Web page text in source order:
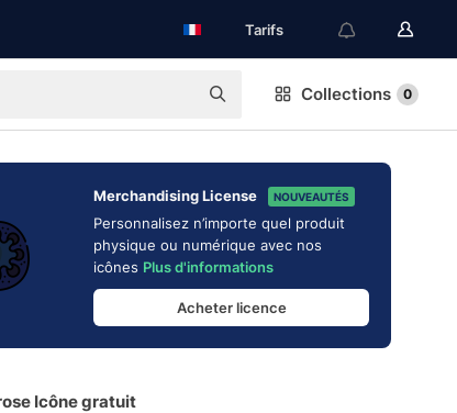
Tarifs
Collections 0
Merchandising License NOUVEAUTÉS
Personnalisez n’importe quel produit
physique ou numérique avec nos
icônes Plus d'informations
Acheter licence
Icône gratuit